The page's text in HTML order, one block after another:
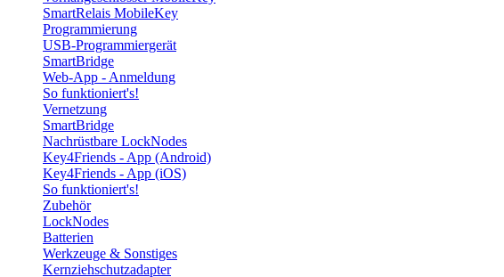
SmartRelais MobileKey
Programmierung
USB-Programmiergerät
SmartBridge
Web-App - Anmeldung
So funktioniert's!
Vernetzung
SmartBridge
Nachrüstbare LockNodes
Key4Friends - App (Android)
Key4Friends - App (iOS)
So funktioniert's!
Zubehör
LockNodes
Batterien
Werkzeuge & Sonstiges
Kernziehschutzadapter